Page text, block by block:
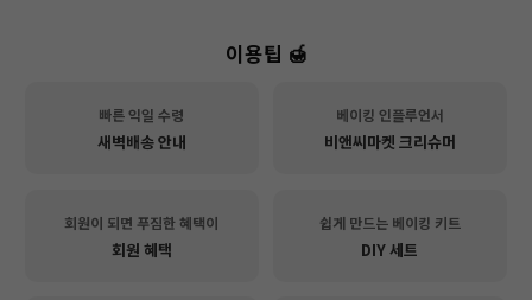
이용팁 🍯
빠른 익일 수령
새벽배송 안내
베이킹 인플루언서
비앤씨마켓 크리슈머
회원이 되면 푸짐한 혜택이
회원 혜택
쉽게 만드는 베이킹 키트
DIY 세트